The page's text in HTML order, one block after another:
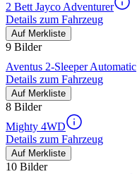
2 Bett Jayco Adventurer
Details zum Fahrzeug
Auf Merkliste
9 Bilder
Aventus 2-Sleeper Automatic
Details zum Fahrzeug
Auf Merkliste
8 Bilder
Mighty 4WD
Details zum Fahrzeug
Auf Merkliste
10 Bilder